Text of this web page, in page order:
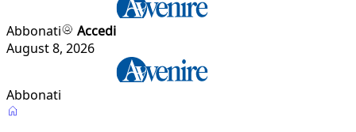
Abbonati
Accedi
August 8, 2026
Abbonati